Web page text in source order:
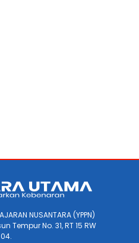
NUSANTARA (YPPN)
Tempur No. 31, RT 15 RW
04.